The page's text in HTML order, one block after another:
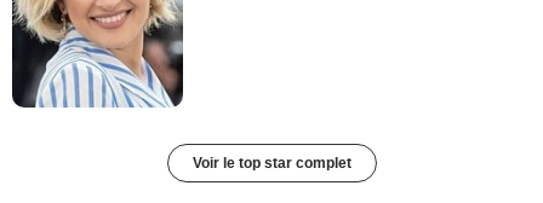
Voir le top star complet